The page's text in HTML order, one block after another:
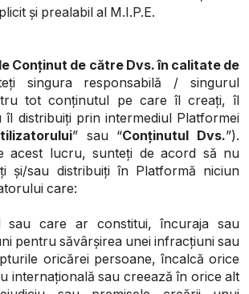
și prealabil al M.I.P.E.
Conținut de către Dvs. în calitate de
singura responsabilă / singurul
tot conținutul pe care îl creați, îl
îl distribuiți prin intermediul Platformei
” sau “Conținutul Dvs.”).
acest lucru, sunteți de acord să nu
și/sau distribuiți în Platformă niciun
care:
sau care ar constitui, încuraja sau
pentru săvârșirea unei infracțiuni sau
oricărei persoane, încalcă orice
internațională sau creează în orice alt